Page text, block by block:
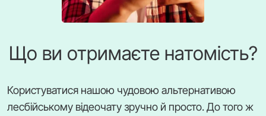
Що ви отримаєте натомість?
Користуватися нашою чудовою альтернативою
лесбійському відеочату зручно й просто. До того ж